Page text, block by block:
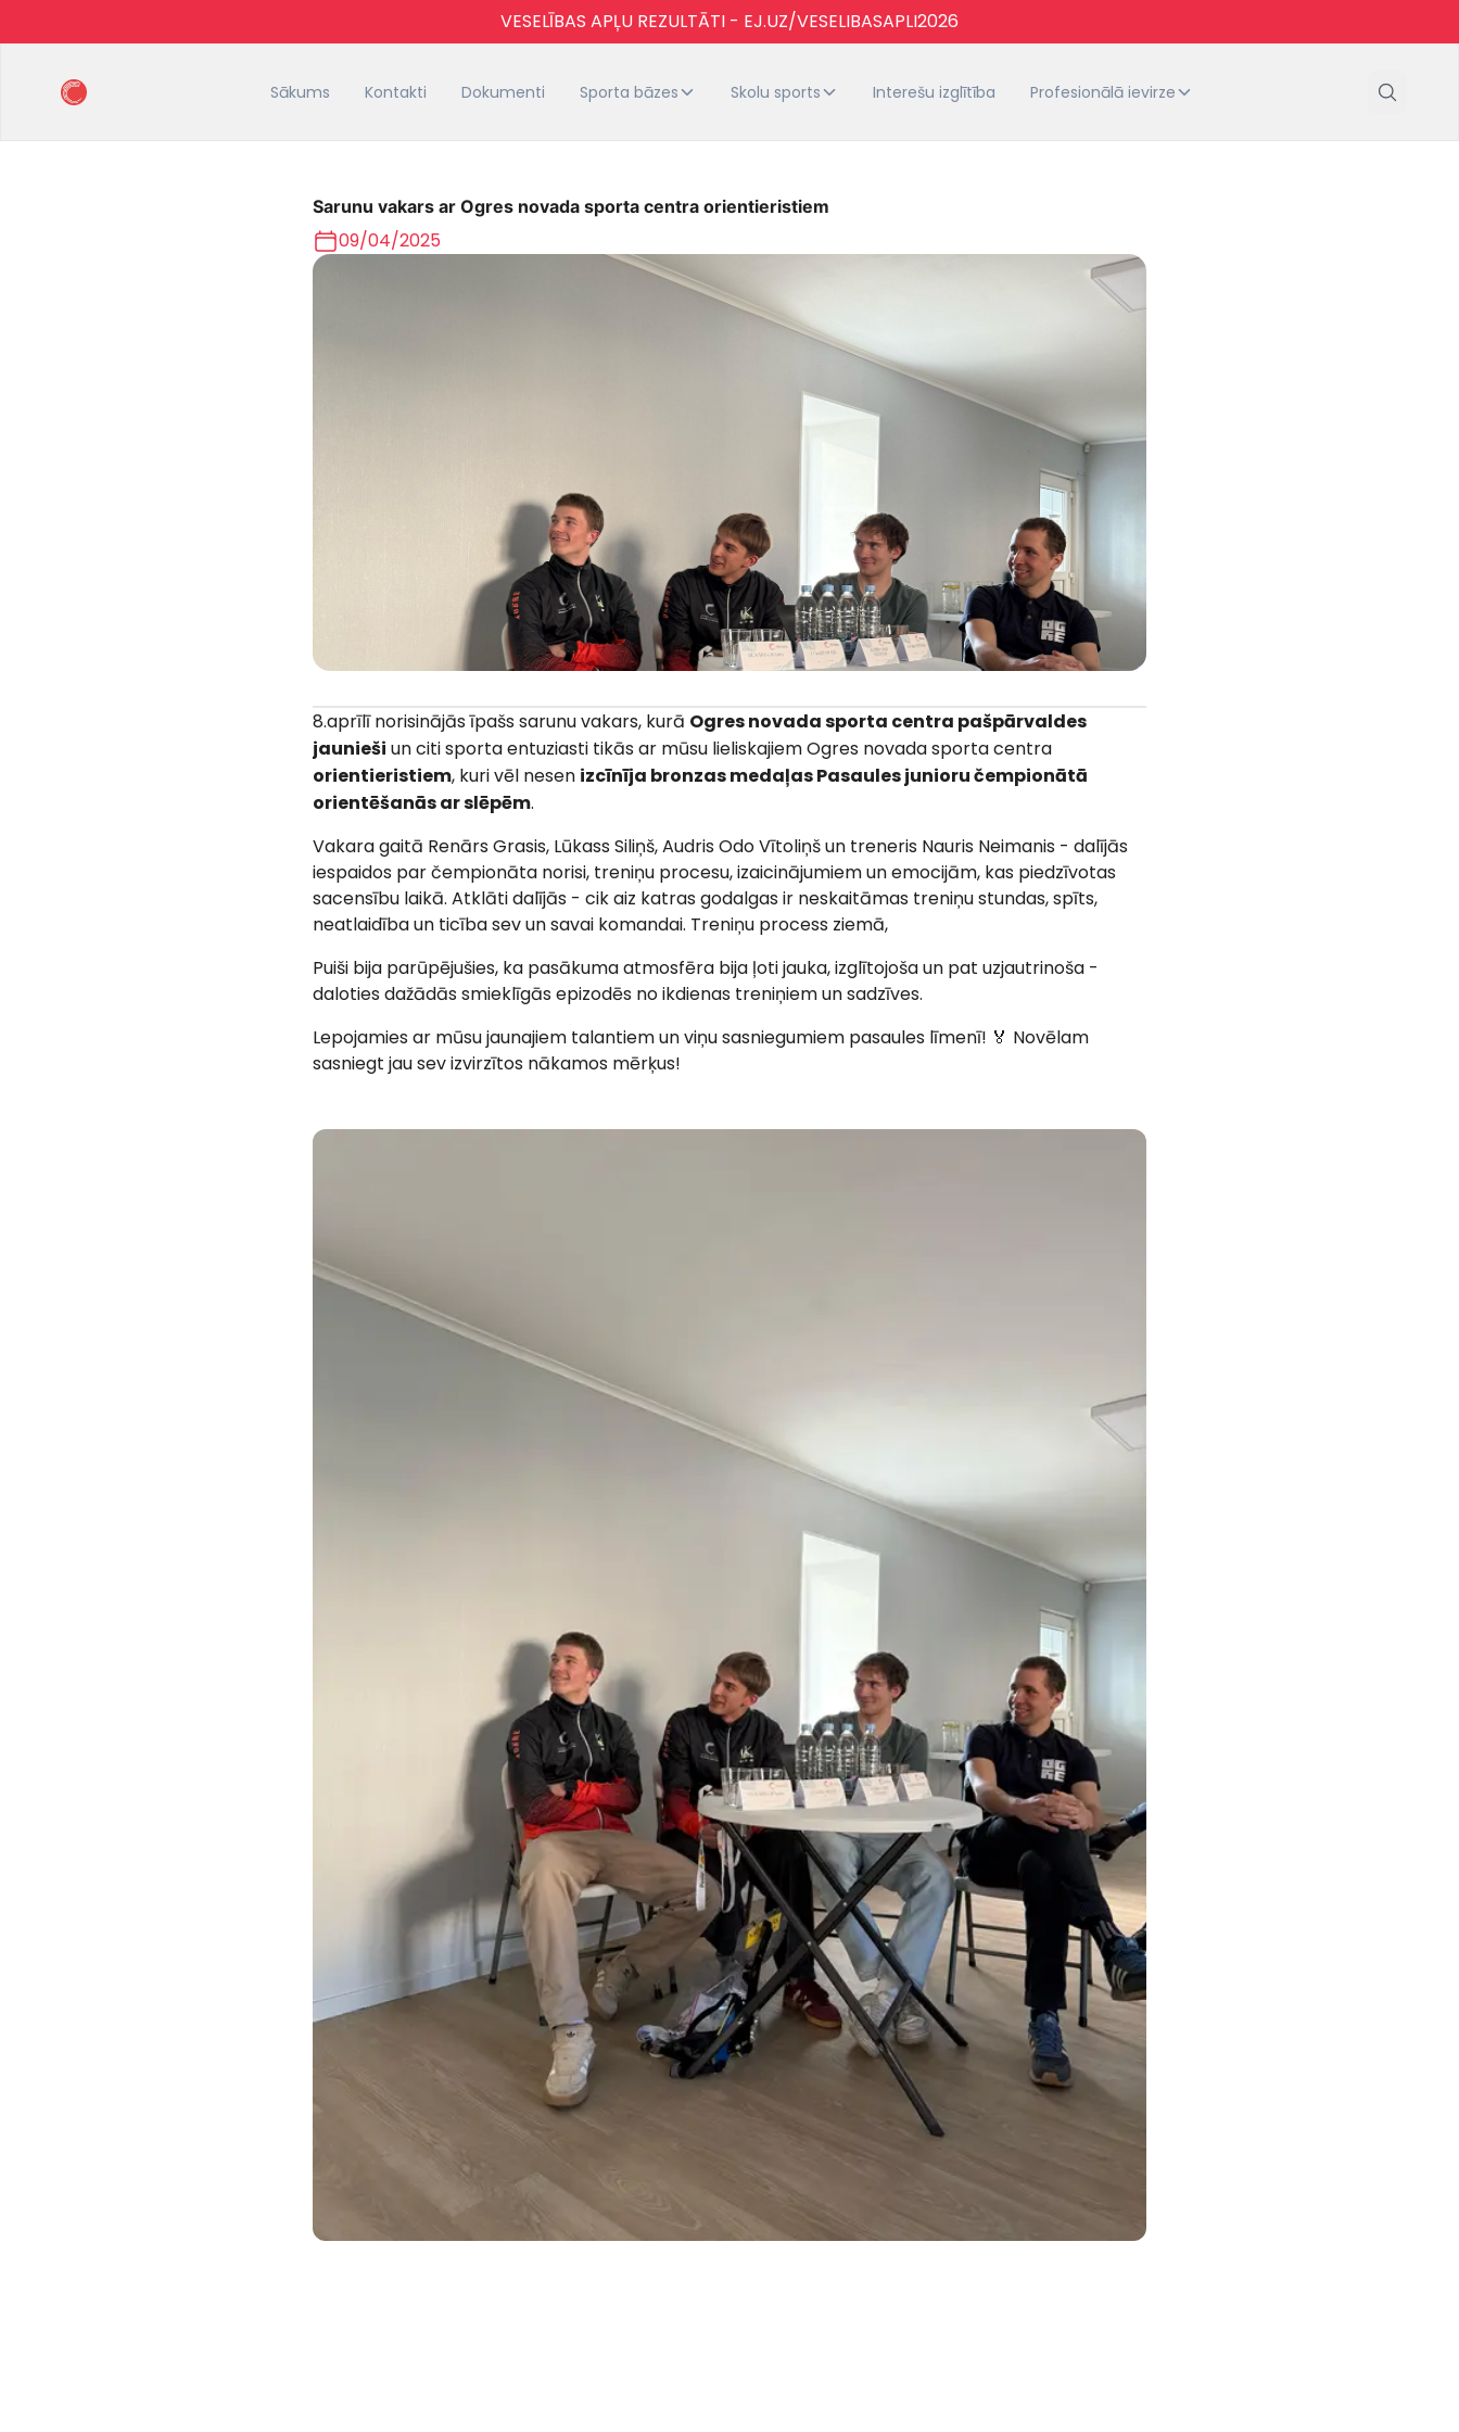
VESELĪBAS APĻU REZULTĀTI - EJ.UZ/VESELIBASAPLI2026
Sākums Kontakti Dokumenti Sporta bāzes Skolu sports Interešu izglītība Profesionālā ievirze
Sarunu vakars ar Ogres novada sporta centra orientieristiem
09/04/2025
8.aprīlī norisinājās īpašs sarunu vakars, kurā Ogres novada sporta centra pašpārvaldes
jaunieši un citi sporta entuziasti tikās ar mūsu lieliskajiem Ogres novada sporta centra
orientieristiem, kuri vēl nesen izcīnīja bronzas medaļas Pasaules junioru čempionātā
orientēšanās ar slēpēm.
Vakara gaitā Renārs Grasis, Lūkass Siliņš, Audris Odo Vītoliņš un treneris Nauris Neimanis - dalījās
iespaidos par čempionāta norisi, treniņu procesu, izaicinājumiem un emocijām, kas piedzīvotas
sacensību laikā. Atklāti dalījās - cik aiz katras godalgas ir neskaitāmas treniņu stundas, spīts,
neatlaidība un ticība sev un savai komandai. Treniņu process ziemā,
Puiši bija parūpējušies, ka pasākuma atmosfēra bija ļoti jauka, izglītojoša un pat uzjautrinoša -
daloties dažādās smieklīgās epizodēs no ikdienas treniņiem un sadzīves.
Lepojamies ar mūsu jaunajiem talantiem un viņu sasniegumiem pasaules līmenī! 🏅 Novēlam
sasniegt jau sev izvirzītos nākamos mērķus!